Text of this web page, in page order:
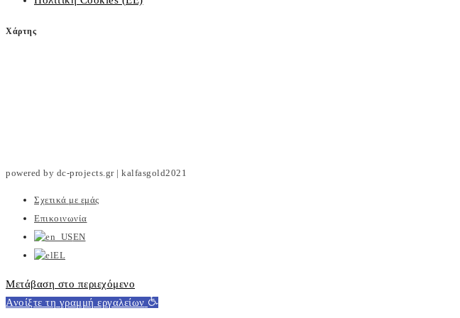
Χάρτης
powered by dc-projects.gr | kalfasgold2021
Σχετικά με εμάς
Επικοινωνία
EN
EL
Μετάβαση στο περιεχόμενο
Ανοίξτε τη γραμμή εργαλείων